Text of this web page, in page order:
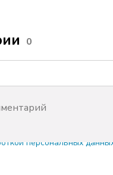
0
персональных